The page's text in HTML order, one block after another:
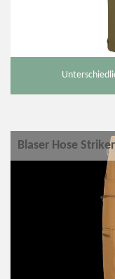
Blaser Hose